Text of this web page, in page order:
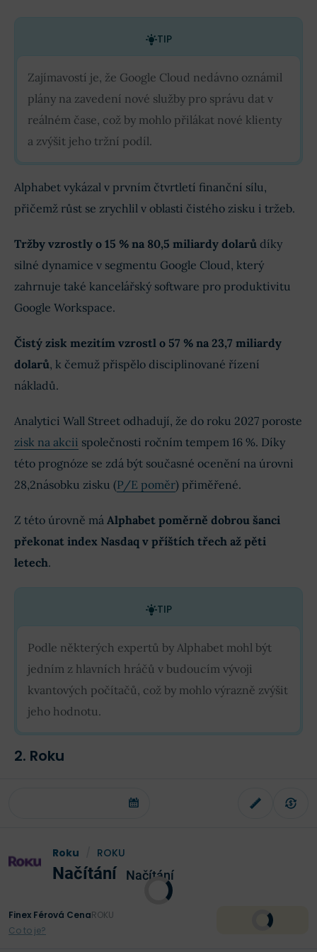
TIP
Zajímavostí je, že Google Cloud nedávno oznámil
plány na zavedení nové služby pro správu dat v
reálném čase, což by mohlo přilákat nové klienty
a zvýšit jeho tržní podíl.
Alphabet vykázal v prvním čtvrtletí finanční sílu,
přičemž růst se zrychlil v oblasti čistého zisku i tržeb.
Tržby vzrostly o 15 % na 80,5 miliardy dolarů díky
silné dynamice v segmentu Google Cloud, který
zahrnuje také kancelářský software pro produktivitu
Google Workspace.
Čistý zisk mezitím vzrostl o 57 % na 23,7 miliardy
dolarů, k čemuž přispělo disciplinované řízení
nákladů.
Analytici Wall Street odhadují, že do roku 2027 poroste
zisk na akcii společnosti ročním tempem 16 %. Díky
této prognóze se zdá být současné ocenění na úrovni
28,2násobku zisku (P/E poměr) přiměřené.
Z této úrovně má Alphabet poměrně dobrou šanci
překonat index Nasdaq v příštích třech až pěti
letech.
TIP
Podle některých expertů by Alphabet mohl být
jedním z hlavních hráčů v budoucím vývoji
kvantových počítačů, což by mohlo výrazně zvýšit
jeho hodnotu.
2. Roku
Roku ROKU
Načítání Načítání
Finex Férová CenaROKU
Co to je?